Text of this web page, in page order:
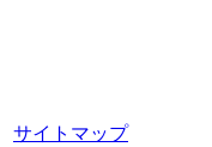
サイトマップ